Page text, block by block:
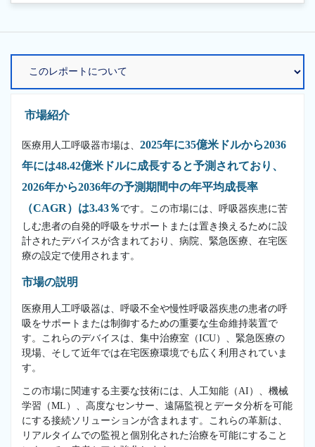
市場紹介
医療用人工呼吸器市場は、 2025年に35億米ドルから2036
年には48.42億米ドルに成長すると予測されており、
2026年から2036年の予測期間中の年平均成長率
（CAGR）は3.43％ です。この市場には、呼吸器疾患に苦
しむ患者の自発的呼吸をサポートまたは置き換えるために設
計されたデバイスが含まれており、病院、緊急医療、在宅医
療の設定で使用されます。
市場の説明
医療用人工呼吸器は、呼吸不全や慢性呼吸器疾患の患者の呼
吸をサポートまたは制御するための重要な生命維持装置で
す。これらのデバイスは、集中治療室（ICU）、緊急医療の
現場、そして近年では在宅医療環境でも広く利用されていま
す。
この市場に関連する主要な技術には、人工知能（AI）、機械
学習（ML）、高度なセンサー、遠隔監視とデータ分析を可能
にする接続ソリューションが含まれます。これらの革新は、
リアルタイムでの監視と個別化された治療を可能にすること